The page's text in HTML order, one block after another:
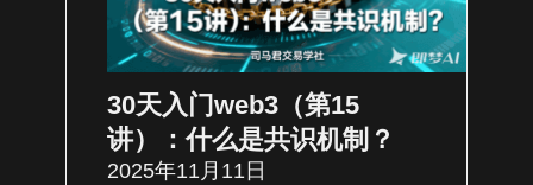
30天入门web3（第15
讲）：什么是共识机制？
2025年11月11日